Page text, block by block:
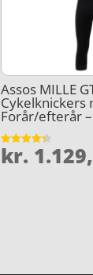
Assos MILLE
Cykelknickers
Forår/efterår
Vurderet
4.3
kr.